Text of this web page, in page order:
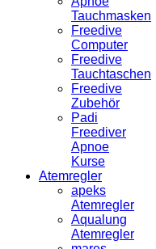
Tauchmasken
Freedive
Computer
Freedive
Tauchtaschen
Freedive
Zubehör
Padi
Freediver
Apnoe
Kurse
Atemregler
apeks
Atemregler
Aqualung
Atemregler